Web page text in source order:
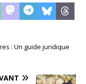
: Un guide juridique